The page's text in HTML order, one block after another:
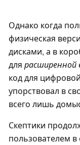
Однако когда
физическая
дисками, а в
для расширенной
код для
упорствовал в
всего лишь
Скептики
пользователем в